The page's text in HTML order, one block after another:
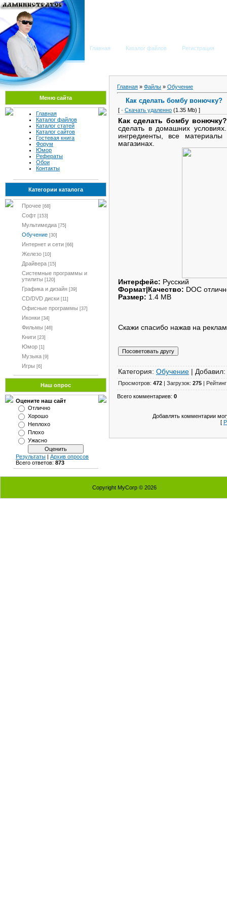
Главная Каталог файлов Регистрация
Меню сайта
Главная
Каталог файлов
Каталог статей
Каталог сайтов
Гостевая книга
Форум
Юмор
Рефераты
Обои
Контакты
Категории каталога
Прочее [68]
Софт [153]
Мультимедиа [75]
Обучение [30]
Интернет и сети [66]
Железо [10]
Драйвера [15]
Системные программы и
утилиты [120]
Графика и дизайн [39]
CD/DVD диски [11]
Офисные программы [37]
Иконки [34]
Фильмы [46]
Книги [23]
Юмор [1]
Музыка [9]
Игры [6]
Наш опрос
Оцените наш сайт
Отлично
Хорошо
Неплохо
Плохо
Ужасно
Результаты | Архив опросов
Всего ответов: 873
Главная » Файлы » Обучение
Как сделать бомбу вонючку?
[ · Скачать удаленно (1.35 Mb) ]
Как сделать бомбу вонючку?
сделать в домашних
ингредиенты, все
магазинах.
Интерфейс: Русский
Формат|Качество: DOC
Размер: 1.4 MB
Скажи спасибо нажав на
Категория: Обучение | Добавил:
Просмотров: 472 | Загрузок: 275 |
Всего комментариев: 0
Добавлять комментарии
[
Copyright MyCorp © 2026